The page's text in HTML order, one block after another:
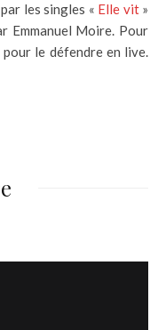
les singles « Elle vit»
Emmanuel Moire. Pour
pour le défendre en live.